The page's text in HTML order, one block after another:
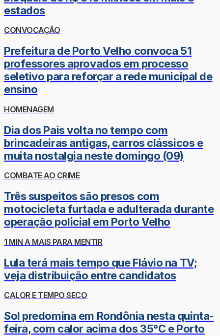
estados
CONVOCAÇÃO
Prefeitura de Porto Velho convoca 51
professores aprovados em processo
seletivo para reforçar a rede municipal de
ensino
HOMENAGEM
Dia dos Pais volta no tempo com
brincadeiras antigas, carros clássicos e
muita nostalgia neste domingo (09)
COMBATE AO CRIME
Três suspeitos são presos com
motocicleta furtada e adulterada durante
operação policial em Porto Velho
1 MIN A MAIS PARA MENTIR
Lula terá mais tempo que Flávio na TV;
veja distribuição entre candidatos
CALOR E TEMPO SECO
Sol predomina em Rondônia nesta quinta-
feira, com calor acima dos 35°C e Porto